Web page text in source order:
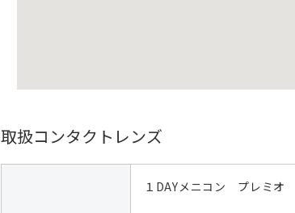
取扱コンタクトレンズ
１DAYメニコン プレミオ